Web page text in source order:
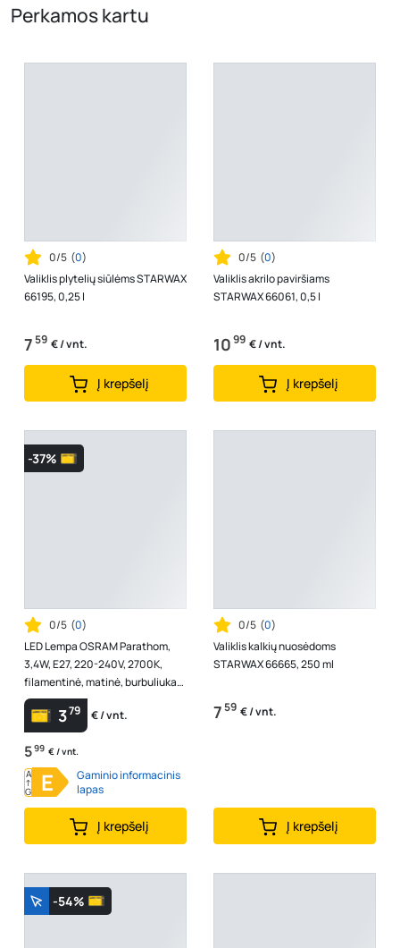
Perkamos kartu
0/5 (0)
Valiklis plytelių siūlėms STARWAX
66195, 0,25 l
759 € / vnt.
Į krepšelį
0/5 (0)
Valiklis akrilo paviršiams
STARWAX 66061, 0,5 l
1099 € / vnt.
Į krepšelį
-37%
0/5 (0)
LED Lempa OSRAM Parathom,
3,4W, E27, 220-240V, 2700K,
filamentinė, matinė, burbuliukas,
atitinka 40W lemputę
379 € / vnt.
599 € / vnt.
A
↑
G E
Gaminio informacinis
lapas
Į krepšelį
0/5 (0)
Valiklis kalkių nuosėdoms
STARWAX 66665, 250 ml
759 € / vnt.
Į krepšelį
-54%